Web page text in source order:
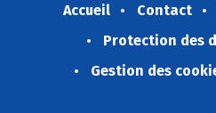
Accueil Contact
Protection des
Gestion des